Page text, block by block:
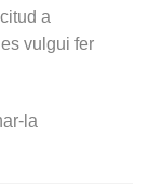
a
vulgui fer
la